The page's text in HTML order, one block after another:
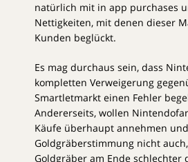
natürlich mit in app purchases
Nettigkeiten, mit denen dieser
Kunden beglückt.
Es mag durchaus sein, dass
kompletten Verweigerung
Smartletmarkt einen Fehler
Andererseits, wollen
Käufe überhaupt annehmen
Goldgräberstimmung nicht
Goldgräber am Ende schlechter